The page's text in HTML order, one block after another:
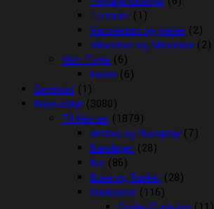
Terrarier (1)
Varmesten og plader (2)
Vitaminer og Mineraler (2)
Vildt Fugle (6)
Foder (6)
Gavekort (1)
Rideudstyr (3080)
Til Hesten (1879)
Antibid og fluespray (7)
Bandager (28)
Bid (86)
Boxe og Tasker (28)
Dækkener (116)